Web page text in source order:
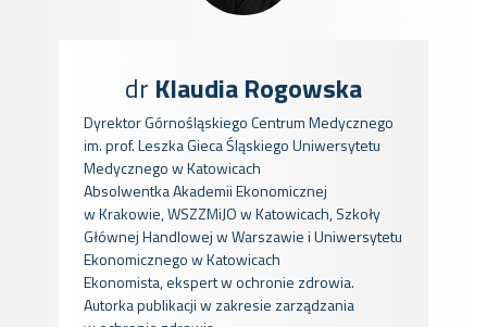
dr Klaudia Rogowska
Dyrektor Górnośląskiego Centrum Medycznego
im. prof. Leszka Gieca Śląskiego Uniwersytetu
Medycznego w Katowicach
Absolwentka Akademii Ekonomicznej
w Krakowie, WSZZMiJO w Katowicach, Szkoły
Głównej Handlowej w Warszawie i Uniwersytetu
Ekonomicznego w Katowicach
Ekonomista, ekspert w ochronie zdrowia.
Autorka publikacji w zakresie zarządzania